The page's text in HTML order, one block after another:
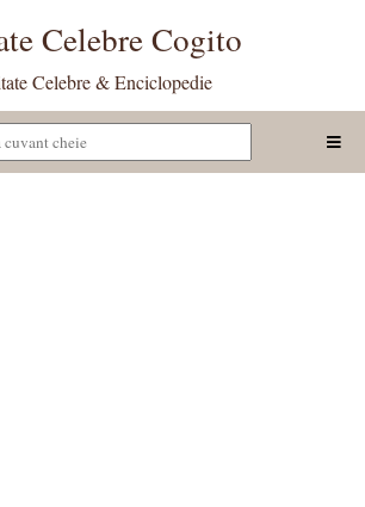
Celebre Cogito
Celebre & Enciclopedie